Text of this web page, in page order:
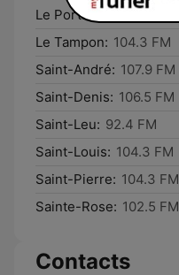
Le Port: 92.6 FM
Le Tampon: 104.3 FM
Saint-André: 107.9 FM
Saint-Denis: 106.5 FM
Saint-Leu: 92.4 FM
Saint-Louis: 104.3 FM
Saint-Pierre: 104.3 FM
Sainte-Rose: 102.5 FM
Contacts